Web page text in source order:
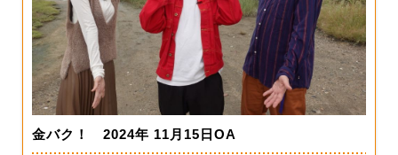
金バク！ 2024年 11月15日OA